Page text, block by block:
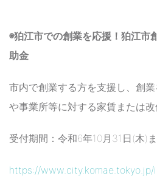
◉狛江市での創業を応援！狛江市
助金
市内で創業する方を支援し、創
や事業所等に対する家賃または改
受付期間：令和6年10月31日(木)
https://www.city.komae.tokyo.jp/